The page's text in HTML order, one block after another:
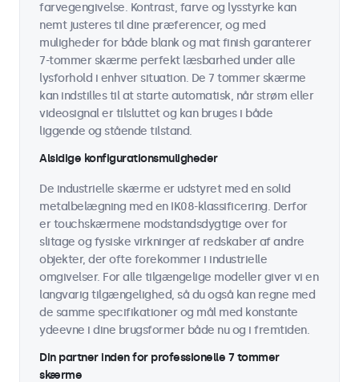
farvegengivelse. Kontrast, farve og lysstyrke kan
nemt justeres til dine præferencer, og med
muligheder for både blank og mat finish garanterer
7-tommer skærme perfekt læsbarhed under alle
lysforhold i enhver situation. De 7 tommer skærme
kan indstilles til at starte automatisk, når strøm eller
videosignal er tilsluttet og kan bruges i både
liggende og stående tilstand.
Alsidige konfigurationsmuligheder
De industrielle skærme er udstyret med en solid
metalbelægning med en IK08-klassificering. Derfor
er touchskærmene modstandsdygtige over for
slitage og fysiske virkninger af redskaber af andre
objekter, der ofte forekommer i industrielle
omgivelser. For alle tilgængelige modeller giver vi en
langvarig tilgængelighed, så du også kan regne med
de samme specifikationer og mål med konstante
ydeevne i dine brugsformer både nu og i fremtiden.
Din partner inden for professionelle 7 tommer
skærme